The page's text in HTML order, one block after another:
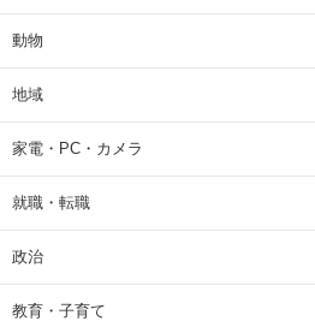
動物
地域
家電・PC・カメラ
就職・転職
政治
教育・子育て